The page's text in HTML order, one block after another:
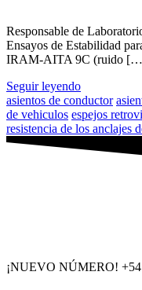
Responsable de
Ensayos de Estabilidad
IRAM-AITA 9C (ruido
Seguir leyendo
asientos de conductor
de vehiculos espejos
resistencia de los anclajes
¡NUEVO NÚMERO! +54